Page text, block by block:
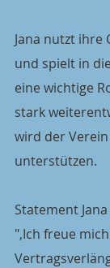
Jana nutzt ihre
und spielt in
eine wichtige
stark
wird der
unterstützen.
Statement
",Ich freue